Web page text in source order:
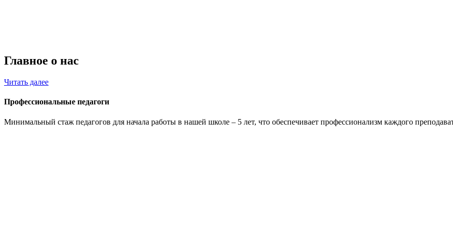
Главное о нас
Читать далее
Профессиональные педагоги
Минимальный стаж педагогов для начала работы в нашей школе – 5 лет, что обеспечивает профессионализм каждого